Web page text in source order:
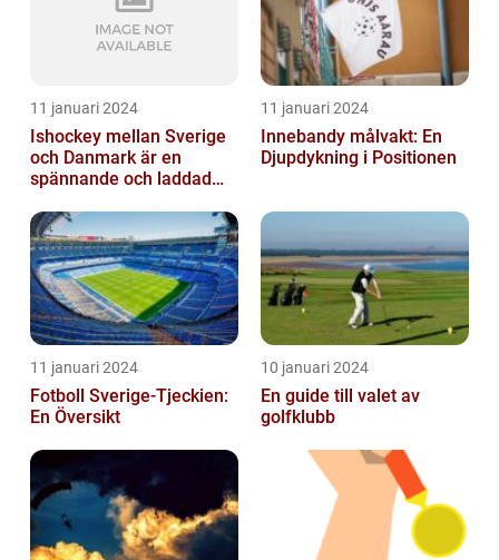
11 januari 2024
Ishockey mellan Sverige
och Danmark är en
spännande och laddad
historia
11 januari 2024
Innebandy målvakt: En
Djupdykning i Positionen
11 januari 2024
Fotboll Sverige-Tjeckien:
En Översikt
10 januari 2024
En guide till valet av
golfklubb